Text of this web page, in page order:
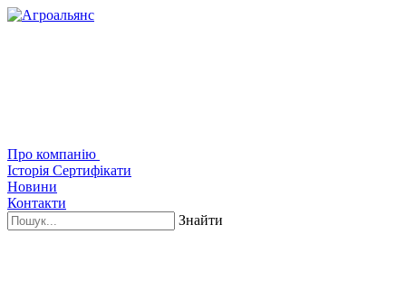
Про компанію
Історія Сертифікати
Новини
Контакти
Знайти